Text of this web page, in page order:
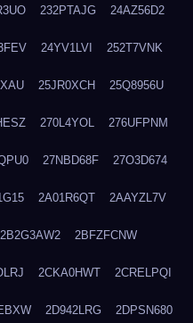
232PTAJG 24AZ56D2
24YV1LVI 252T7VNK
25JR0XCH 25Q8956U
270L4YOL 276UFPNM
27NBD68F 27O3D674
2A01R6QT 2AAYZL7V
2B2G3AW2 2BFZFCNW
2CKA0HWT 2CRELPQI
2D942LRG 2DPSN680